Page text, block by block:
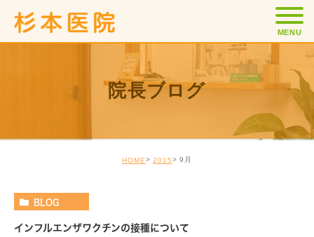
MENU
院長ブログ
HOME 2015 9月
BLOG
インフルエンザワクチンの接種について